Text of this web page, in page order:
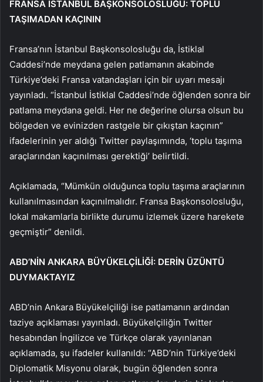
FRANSA İSTANBUL BAŞKONSOLOSLUĞU: TOPLU
TAŞIMADAN KAÇININ
Fransa’nın İstanbul Başkonsolosluğu da, İstiklal
Caddesi’nde meydana gelen patlamanın akabinde
Türkiye’deki Fransa vatandaşları için bir uyarı mesajı
yayınladı. “İstanbul İstiklal Caddesi’nde öğlenden sonra bir
patlama meydana geldi. Her ne değerine olursa olsun bu
bölgeden ve evinizden rastgele bir çıkıştan kaçının”
ifadelerinin yer aldığı Twitter paylaşımında, ‘toplu taşıma
araçlarından kaçınılması gerektiği’ belirtildi.
Açıklamada, “Mümkün olduğunca toplu taşıma araçlarının
kullanılmasından kaçınılmalıdır. Fransa Başkonsolosluğu,
lokal makamlarla birlikte durumu izlemek üzere harekete
geçmiştir” denildi.
ABD’NİN ANKARA BÜYÜKELÇİLİĞİ: DERİN ÜZÜNTÜ
DUYMAKTAYIZ
ABD’nin Ankara Büyükelçiliği ise patlamanın ardından
taziye açıklaması yayınladı. Büyükelçiliğin Twitter
hesabından İngilizce ve Türkçe olarak yayınlanan
açıklamada, şu ifadeler kullanıldı: “ABD’nin Türkiye’deki
Diplomatik Misyonu olarak, bugün öğlenden sonra